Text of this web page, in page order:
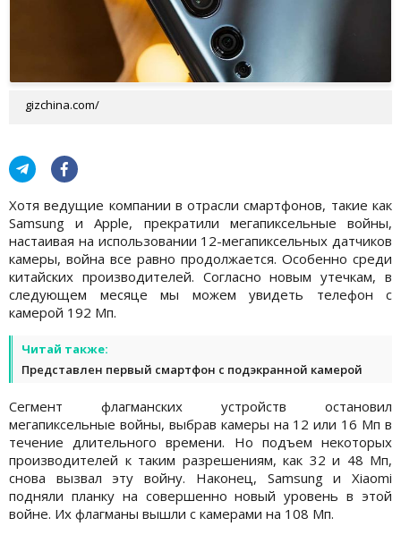
gizchina.com/
Хотя ведущие компании в отрасли смартфонов, такие как
Samsung и Apple, прекратили мегапиксельные войны,
настаивая на использовании 12-мегапиксельных датчиков
камеры, война все равно продолжается. Особенно среди
китайских производителей. Согласно новым утечкам, в
следующем месяце мы можем увидеть телефон с
камерой 192 Мп.
Читай также:
Представлен первый смартфон с подэкранной камерой
Сегмент флагманских устройств остановил
мегапиксельные войны, выбрав камеры на 12 или 16 Мп в
течение длительного времени. Но подъем некоторых
производителей к таким разрешениям, как 32 и 48 Mп,
снова вызвал эту войну. Наконец, Samsung и Xiaomi
подняли планку на совершенно новый уровень в этой
войне. Их флагманы вышли с камерами на 108 Мп.